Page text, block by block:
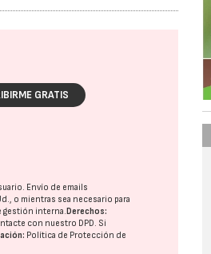
GRATIS
Envío de emails
o mientras sea necesario para
gestión interna. Derechos:
con nuestro DPD. Si
Política de Protección de